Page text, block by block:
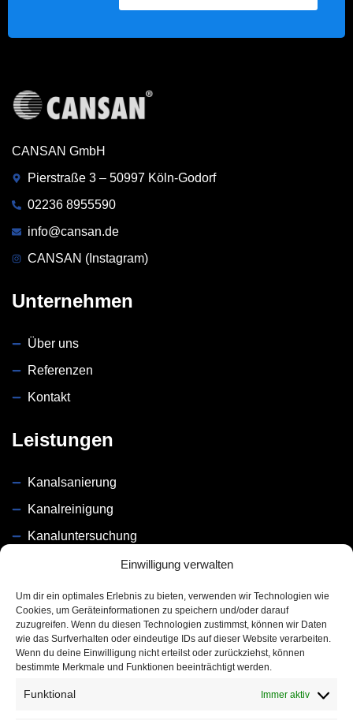
Einwilligung verwalten
Um dir ein optimales Erlebnis zu bieten, verwenden wir Technologien wie
Cookies, um Geräteinformationen zu speichern und/oder darauf
zuzugreifen. Wenn du diesen Technologien zustimmst, können wir Daten
wie das Surfverhalten oder eindeutige IDs auf dieser Website verarbeiten.
Wenn du deine Einwilligung nicht erteilst oder zurückziehst, können
bestimmte Merkmale und Funktionen beeinträchtigt werden.
Funktional Immer aktiv
CANSAN GmbH
Pierstraße 3 – 50997 Köln-Godorf
02236 8955590
info@cansan.de
CANSAN (Instagram)
Unternehmen
Über uns
Referenzen
Kontakt
Leistungen
Kanalsanierung
Kanalreinigung
Kanaluntersuchung
Dichtigkeitsprüfung
Unsere Partner